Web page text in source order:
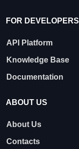
FOR DEVELOPERS
API Platform
Knowledge Base
Documentation
ABOUT US
About Us
Contacts